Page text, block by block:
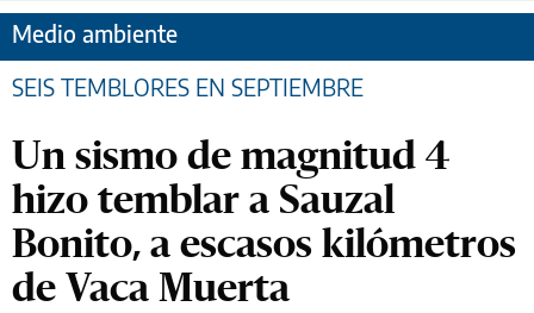
Medio ambiente
SEIS TEMBLORES EN SEPTIEMBRE
Un sismo de magnitud 4
hizo temblar a Sauzal
Bonito, a escasos kilómetros
de Vaca Muerta